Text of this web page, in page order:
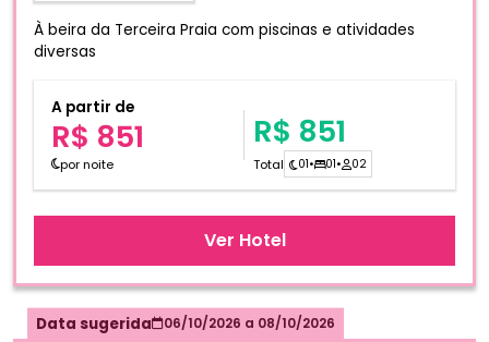
À beira da Terceira Praia com piscinas e atividades
diversas
A partir de
R$ 851
por noite
R$ 851
Total 01• 01• 02
Ver Hotel
Data sugerida 06/10/2026 a 08/10/2026